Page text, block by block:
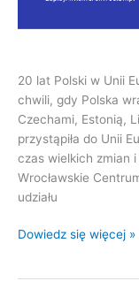
20 lat Polski w Unii
chwili, gdy Polska
Czechami,
przystąpiła do Unii
czas wielkich zmian
Wrocławskie
udziału
Dowiedz się więcej »